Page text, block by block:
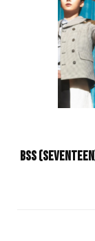
BSS